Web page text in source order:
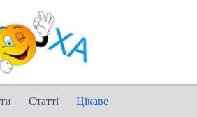
Статті Цікаве